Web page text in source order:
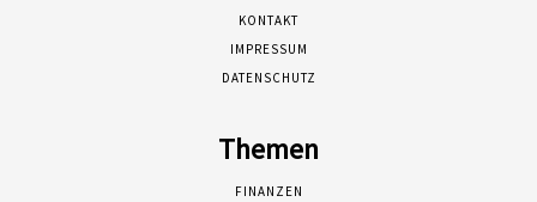
KONTAKT
IMPRESSUM
DATENSCHUTZ
Themen
FINANZEN